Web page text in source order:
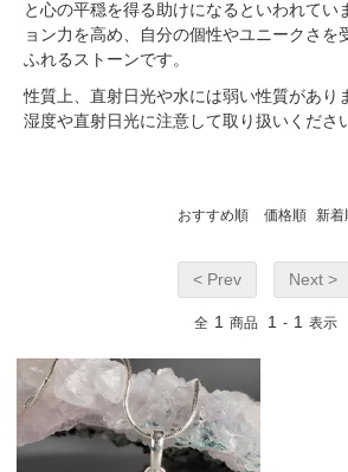
と心の平穏を得る助けになるといわれてい
ョン力を高め、自分の個性やユニークさを
ふれるストーンです。
性質上、直射日光や水には弱い性質があり
湿度や直射日光に注意して取り扱いくださ
おすすめ順 価格順 新着
< Prev Next >
全 1 商品 1 - 1 表示